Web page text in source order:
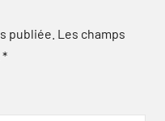
publiée. Les champs
*